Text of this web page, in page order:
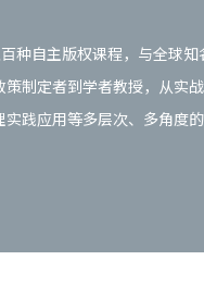
种自主版权课程，与全球
制定者到学者教授，从实
践应用等多层次、多角度